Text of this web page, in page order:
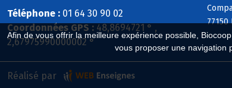
Afin de vous offrir la meilleure expérience possible,
vous proposer une navigation
Téléphone : 01 64 30 90 02
Coordonnées GPS : 48,8694721 ° ,
2,67975990000002 °
77150
Réalisé par